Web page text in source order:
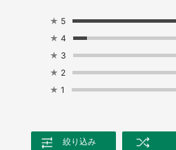
★ 5
★ 4
★ 3
★ 2
★ 1
絞り込み